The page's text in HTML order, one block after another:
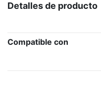
Detalles de producto
Compatible con